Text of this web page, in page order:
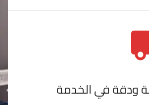
ودقة في الخدمة